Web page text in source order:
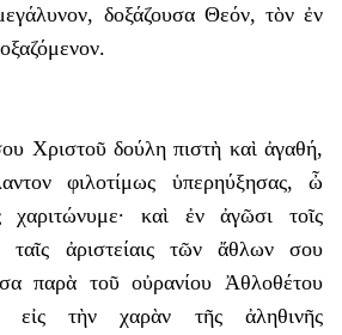
δοξάζουσα Θεόν, τὸν ἐν
Χριστοῦ δούλη πιστὴ καὶ ἀγαθή,
φιλοτίμως ὑπερηύξησας, ὦ
καὶ ἐν ἀγῶσι τοῖς
ταῖς ἀριστείαις τῶν ἄθλων σου
παρὰ τοῦ οὐρανίου Ἀθλοθέτου
εἰς τὴν χαρὰν τῆς ἀληθινῆς